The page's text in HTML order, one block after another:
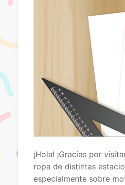
¡Hola! ¡Gracias por
ropa de distintas
especialmente sobre